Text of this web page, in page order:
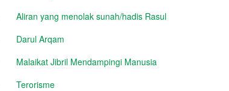
Aliran yang menolak sunah/hadis Rasul
Darul Arqam
Malaikat Jibril Mendampingi Manusia
Terorisme